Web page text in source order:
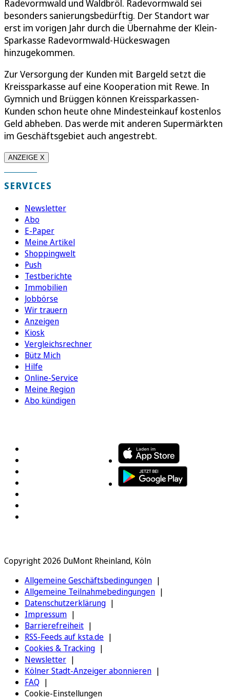
Radevormwald und Waldbröl. Radevormwald sei
besonders sanierungsbedürftig. Der Standort war
erst im vorigen Jahr durch die Übernahme der Klein-
Sparkasse Radevormwald-Hückeswagen
hinzugekommen.
Zur Versorgung der Kunden mit Bargeld setzt die
Kreissparkasse auf eine Kooperation mit Rewe. In
Gymnich und Brüggen können Kreissparkassen-
Kunden schon heute ohne Mindesteinkauf kostenlos
Geld abheben. Das werde mit anderen Supermärkten
im Geschäftsgebiet auch angestrebt.
ANZEIGE X
SERVICES
Newsletter
Abo
E-Paper
Meine Artikel
Shoppingwelt
Push
Testberichte
Immobilien
Jobbörse
Wir trauern
Anzeigen
Kiosk
Vergleichsrechner
Bütz Mich
Hilfe
Online-Service
Meine Region
Abo kündigen
Copyright 2026 DuMont Rheinland, Köln
Allgemeine Geschäftsbedingungen
Allgemeine Teilnahmebedingungen
Datenschutzerklärung
Impressum
Barrierefreiheit
RSS-Feeds auf ksta.de
Cookies & Tracking
Newsletter
Kölner Stadt-Anzeiger abonnieren
FAQ
Cookie-Einstellungen